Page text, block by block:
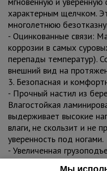
характерным щелчком.
многолетнюю
- Оцинкованные связи:
коррозии в самых
перепады температур).
внешний вид на
3. Безопасная и
- Прочный настил из
Влагостойкая
выдерживает высокие
влаги, не скользит и не
уверенность под ногами.
- Увеличенная
Позволяет безопасно
Мы